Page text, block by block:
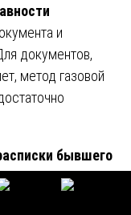
и
документов,
метод газовой
бывшего